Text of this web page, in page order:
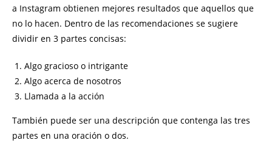
a Instagram obtienen mejores resultados que aquellos que
no lo hacen. Dentro de las recomendaciones se sugiere
dividir en 3 partes concisas:
Algo gracioso o intrigante
Algo acerca de nosotros
Llamada a la acción
También puede ser una descripción que contenga las tres
partes en una oración o dos.